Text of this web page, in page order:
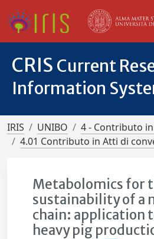
CRIS Current
Information
IRIS UNIBO
4 - Contributo
4.01 Contributo in Atti di
Metabolomics for
sustainability of a
chain: application
heavy pig